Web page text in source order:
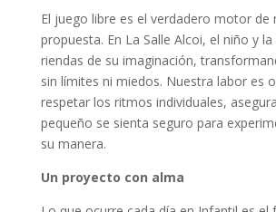
El juego libre es el verdadero motor de
propuesta. En La Salle Alcoi, el niño y
riendas de su imaginación,
sin límites ni miedos. Nuestra labor es
respetar los ritmos individuales,
pequeño se sienta seguro para
su manera.
Un proyecto con alma